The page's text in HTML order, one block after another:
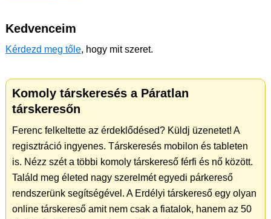
Kedvenceim
Kérdezd meg tőle, hogy mit szeret.
Komoly társkeresés a Páratlan
társkeresőn
Ferenc felkeltette az érdeklődésed? Küldj üzenetet! A
regisztráció ingyenes. Társkeresés mobilon és tableten
is. Nézz szét a többi komoly társkereső férfi és nő között.
Találd meg életed nagy szerelmét egyedi párkereső
rendszerünk segítségével. A Erdélyi társkereső egy olyan
online társkereső amit nem csak a fiatalok, hanem az 50